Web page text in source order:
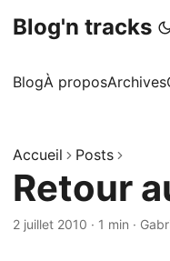
Blog'n tracks
BlogÀ proposArchives
Accueil Posts
Retour
2 juillet 2010 · 1 min ·